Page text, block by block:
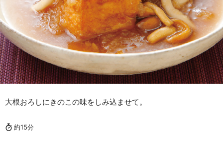
大根おろしにきのこの味をしみ込ませて。
約15分